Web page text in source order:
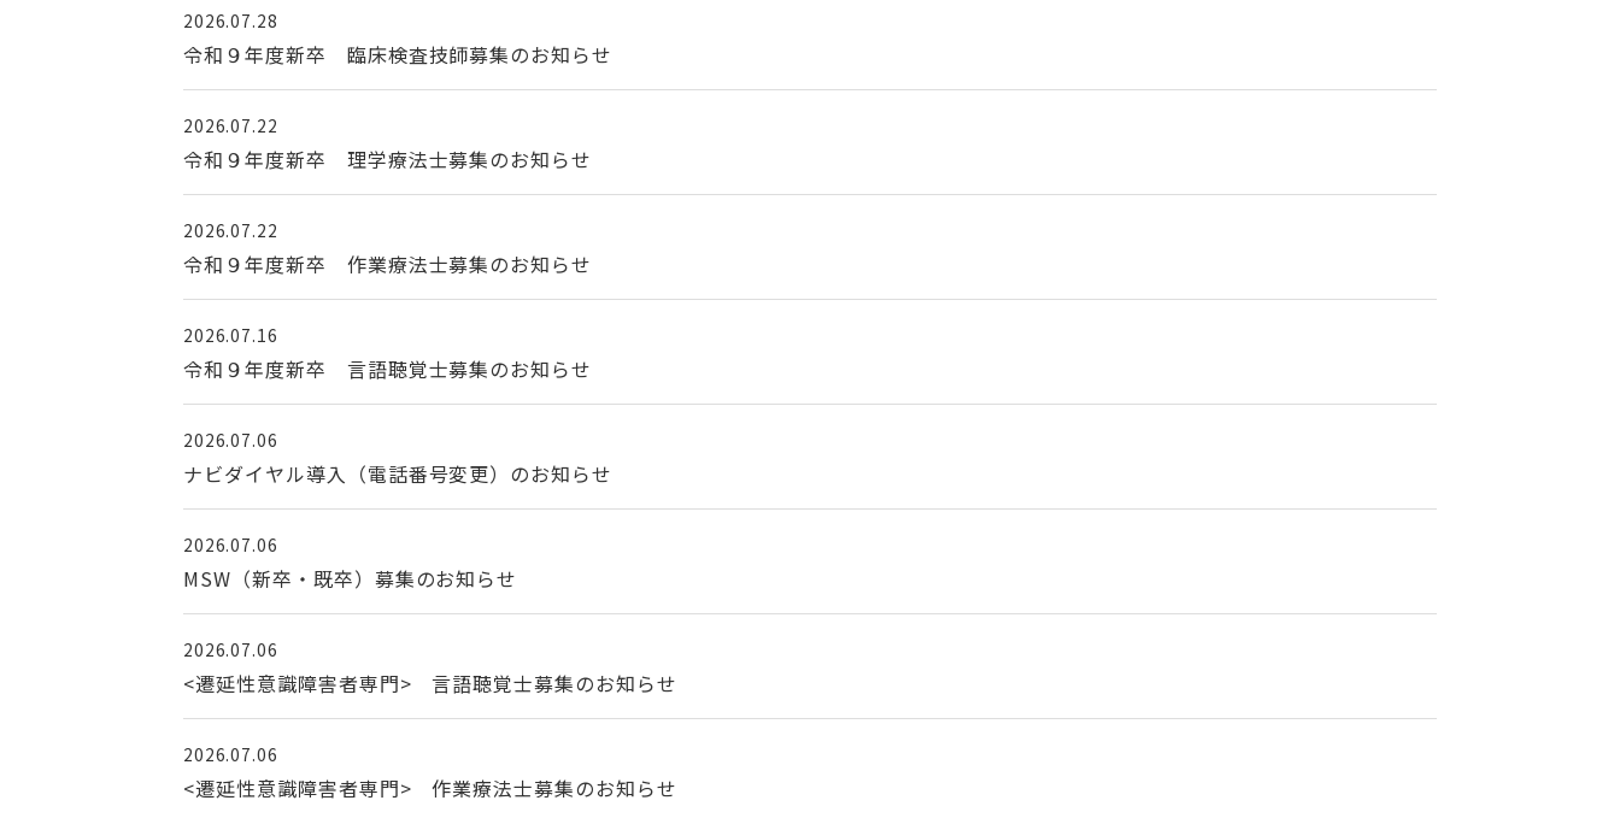
2026.07.28
令和９年度新卒 臨床検査技師募集のお知らせ
2026.07.22
令和９年度新卒 理学療法士募集のお知らせ
2026.07.22
令和９年度新卒 作業療法士募集のお知らせ
2026.07.16
令和９年度新卒 言語聴覚士募集のお知らせ
2026.07.06
ナビダイヤル導入（電話番号変更）のお知らせ
2026.07.06
MSW（新卒・既卒）募集のお知らせ
2026.07.06
<遷延性意識障害者専門> 言語聴覚士募集のお知らせ
2026.07.06
<遷延性意識障害者専門> 作業療法士募集のお知らせ